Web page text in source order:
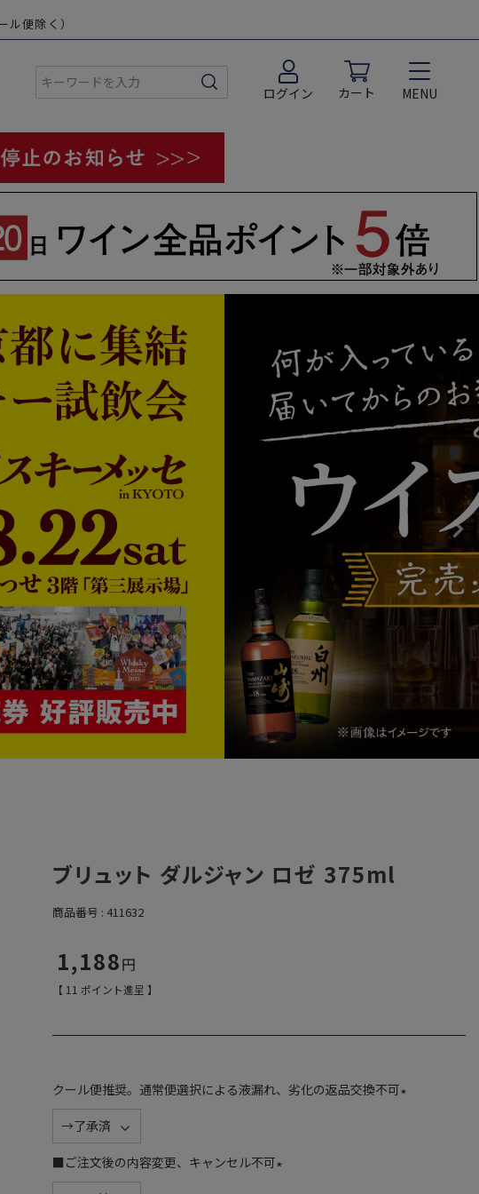
ル便除く）
ログイン カート MENU
ブリュット ダルジャン ロゼ 375ml
商品番号 411632
1,188
【 11 ポイント進呈 】
クール便推奨。通常便選択による液漏れ、劣化の返品交換不可
■ご注文後の内容変更、キャンセル不可